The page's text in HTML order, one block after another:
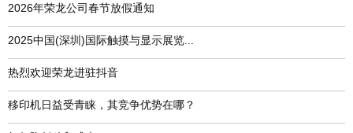
2026年荣龙公司春节放假通知
​2025中国(深圳)国际触摸与显示展览...
热烈欢迎荣龙进驻抖音
移印机日益受青睐，其竞争优势在哪？